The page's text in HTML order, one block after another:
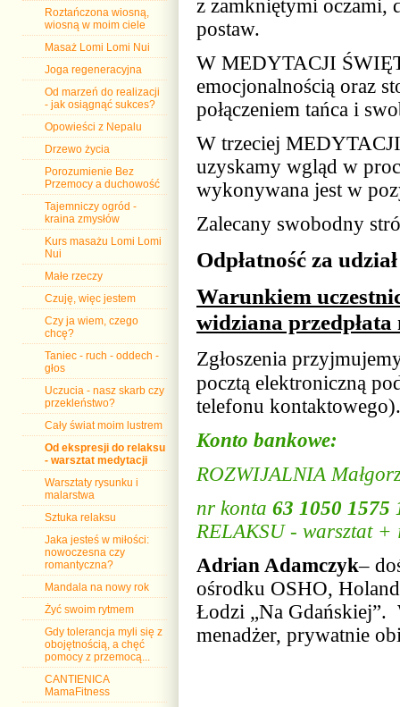
Roztańczona wiosną,
wiosną w moim ciele
Masaż Lomi Lomi Nui
Joga regeneracyjna
Od marzeń do realizacji
- jak osiągnąć sukces?
Opowieści z Nepalu
Drzewo życia
Porozumienie Bez
Przemocy a duchowość
Tajemniczy ogród -
kraina zmysłów
Kurs masażu Lomi Lomi
Nui
Małe rzeczy
Czuję, więc jestem
Czy ja wiem, czego
chcę?
Taniec - ruch - oddech -
głos
Uczucia - nasz skarb czy
przekleństwo?
Cały świat moim lustrem
Od ekspresji do relaksu
- warsztat medytacji
Warsztaty rysunku i
malarstwa
Sztuka relaksu
Jaka jesteś w miłości:
nowoczesna czy
romantyczna?
Mandala na nowy rok
Żyć swoim rytmem
Gdy tolerancja myli się z
obojętnością, a chęć
pomocy z przemocą...
CANTIENICA
MamaFitness
z zamkniętymi oczami,
postaw.
W MEDYTACJI
emocjonalnością oraz
połączeniem tańca i
W trzeciej
uzyskamy wgląd w
wykonywana jest w
Zalecany swobodny
Odpłatność za
Warunkiem
widziana przedpłata
Zgłoszenia
pocztą elektroniczną
telefonu
Konto bankowe:
ROZWIJALNIA
nr konta 63 1050 1575
RELAKSU - warsztat +
Adrian Adamczyk–
ośrodku OSHO,
Łodzi „Na Gdańskiej”.
menadżer, prywatnie